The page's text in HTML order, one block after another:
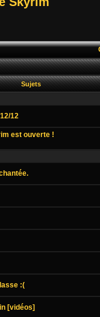
Sujets
12
est ouverte !
:(
[vidéos]